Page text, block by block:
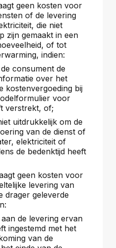
geen kosten voor
of de levering
die niet
zijn gemaakt in een
of tot
indien:
consument de
over het
kostenvergoeding bij
voor
verstrekt, of;
uitdrukkelijk om de
van de dienst of
elektriciteit of
de bedenktijd heeft
geen kosten voor
levering van
drager geleverde
de levering ervan
ingestemd met het
van de